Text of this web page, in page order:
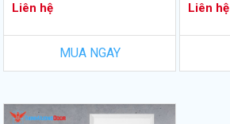
Liên hệ
MUA NGAY
Liên hệ